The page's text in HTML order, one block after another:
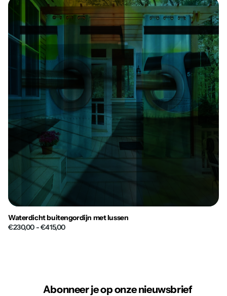
Waterdicht buitengordijn met lussen
€230,00 - €415,00
Abonneer je op onze nieuwsbrief